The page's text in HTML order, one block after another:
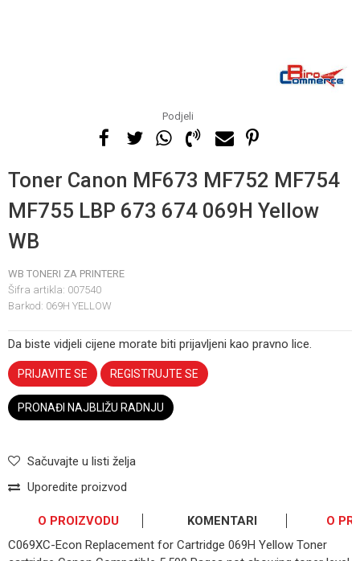
Podjeli
Toner Canon MF673 MF752 MF754
MF755 LBP 673 674 069H Yellow
WB
WB TONERI ZA PRINTERE
Šifra artikla: 007540
Barkod: 069H YELLOW
Da biste vidjeli cijene morate biti prijavljeni kao pravno lice.
PRIJAVITE SE REGISTRUJTE SE
PRONAĐI NAJBLIŽU RADNJU
Sačuvajte u listi želja
Uporedite proizvod
O PROIZVODU KOMENTARI
O
C069XC-Econ Replacement for Cartridge 069H Yellow Toner